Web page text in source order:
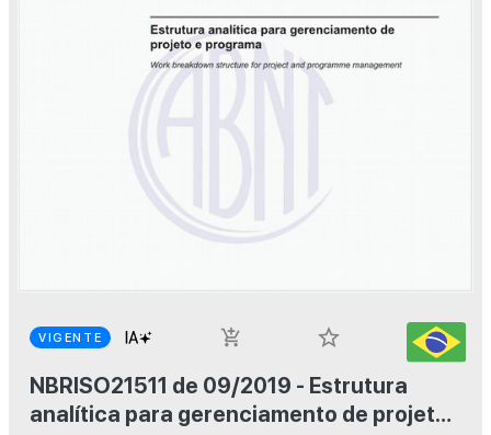
VIGENTE add_shopping_cart
star_border
NBRISO21511 de 09/2019 - Estrutura
analítica para gerenciamento de projeto